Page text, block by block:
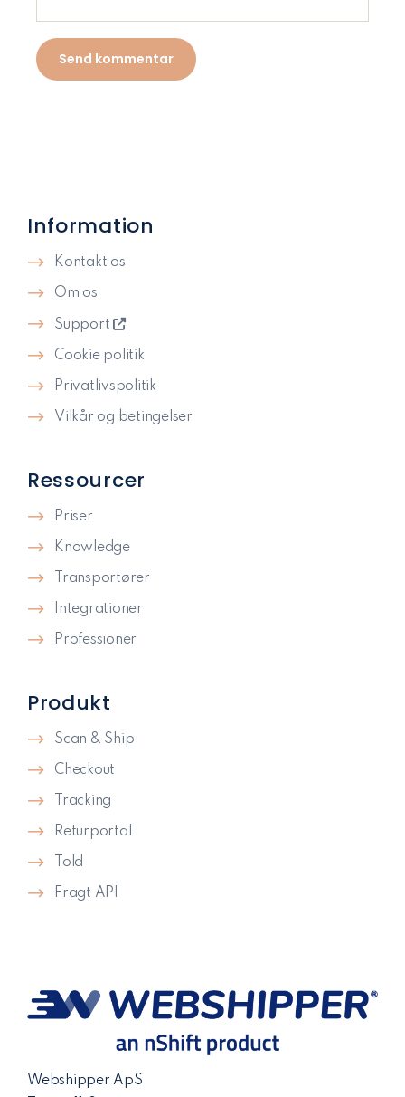
Webshipper ApS
Produkt
Scan & Ship
Checkout
Tracking
Returportal
Told
Fragt API
Ressourcer
Priser
Knowledge
Transportører
Integrationer
Professioner
Information
Kontakt os
Om os
Support
Cookie politik
Privatlivspolitik​
Vilkår og betingelser